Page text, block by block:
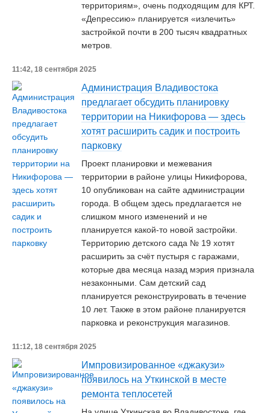
территориям», очень подходящим для КРТ.
«Депрессию» планируется «излечить»
застройкой почти в 200 тысяч квадратных
метров.
11:42, 18 сентября 2025
Администрация Владивостока
предлагает обсудить планировку
территории на Никифорова — здесь
хотят расширить садик и построить
парковку
Проект планировки и межевания
территории в районе улицы Никифорова,
10 опубликован на сайте администрации
города. В общем здесь предлагается не
слишком много изменений и не
планируется какой-то новой застройки.
Территорию детского сада № 19 хотят
расширить за счёт пустыря с гаражами,
которые два месяца назад мэрия признала
незаконными. Сам детский сад
планируется реконструировать в течение
10 лет. Также в этом районе планируется
парковка и реконструкция магазинов.
11:12, 18 сентября 2025
Импровизированное «джакузи»
появилось на Уткинской в месте
ремонта теплосетей